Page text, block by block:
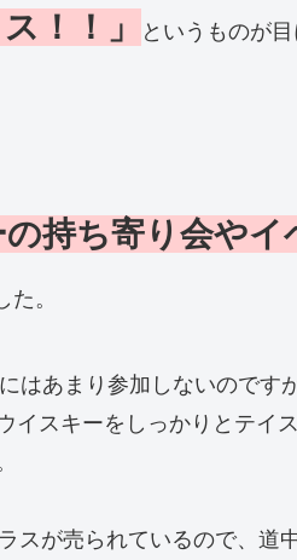
！！」 というものが
持ち寄り会やイ
。
はあまり参加しないのです
イスキーをしっかりとテイ
スが売られているので、道